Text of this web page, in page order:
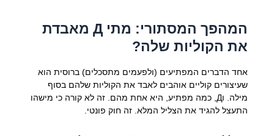
המהפך המסתורי: מתי Д מאבדת
את הקוליות שלה?
אחד הדברים המפתיעים (ולפעמים מתסכלים) ברוסית הוא
שעיצורים קוליים אוהבים לאבד את הקוליות שלהם בסוף
מילה. וД, כמה מפתיע, היא אחת מהם. זה לא קורה כי מישהו
התעצל להגיד את הצליל המלא. זה חוק פונטי.